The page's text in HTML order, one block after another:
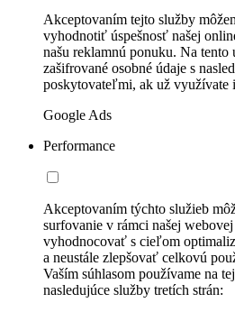
Akceptovaním tejto služby
vyhodnotiť úspešnosť našej
našu reklamnú ponuku. Na tento
zašifrované osobné údaje s
poskytovateľmi, ak už využívate
Google Ads
Performance
Akceptovaním týchto služieb
surfovanie v rámci našej
vyhodnocovať s cieľom
a neustále zlepšovať celkovú
Vaším súhlasom používame na
nasledujúce služby tretích strán: